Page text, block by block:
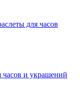
для часов
и украшений